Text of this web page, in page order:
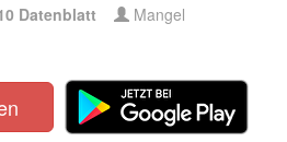
Datenblatt Mangel